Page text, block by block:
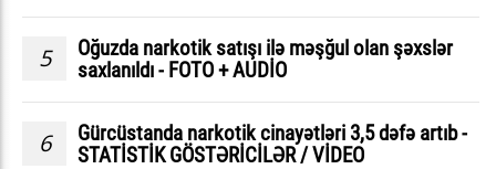
5
Oğuzda narkotik satışı ilə məşğul olan şəxslər
saxlanıldı - FOTO + AUDİO
6
Gürcüstanda narkotik cinayətləri 3,5 dəfə artıb -
STATİSTİK GÖSTƏRİCİLƏR / VİDEO